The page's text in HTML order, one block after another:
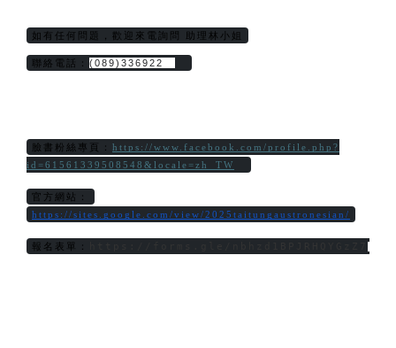
如有任何問題，歡迎來電詢問 助理林小姐
聯絡電話： (089)336922
臉書粉絲專頁： https://www.facebook.com/profile.php?
id=61561339508548&locale=zh_TW
官方網站：
https://sites.google.com/view/2025taitungaustronesian/
報名表單：